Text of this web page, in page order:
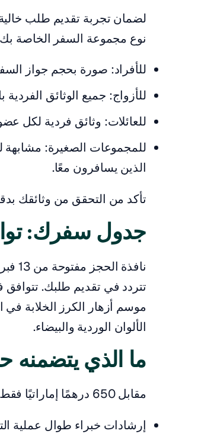
لضمان تجربة تقديم طلب خالية
نوع مجموعة السفر الخاصة
للأفراد: صورة بحجم جواز
للأزواج: جميع الوثائق الفردية
للعائلات: وثائق فردية لكل
للمجموعات الصغيرة: مشابهة
الذين يسافرون معًا.
تأكد من التحقق من وثائقك
جدول سفرك:
موسم أزهار الكرز الخلابة في
الألوان الوردية والبيضاء.
ما الذي يتضمنه
مقابل 650 درهمًا إماراتيًا فقط، تشمل حزمة خدماتنا الشاملة:
إرشادات خبراء طوال عملية